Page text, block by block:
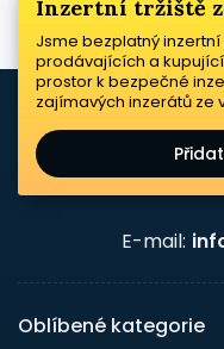
Inzertní tržiště
Jsme bezplatný
prodávajících a
prostor k bezpečné
zajímavých inzerátů ze
E-mail:
Oblíbené kategorie